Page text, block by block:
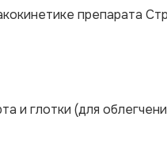
препарата
и глотки (для